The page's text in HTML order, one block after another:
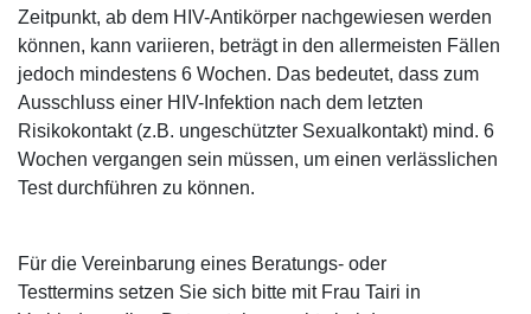
Zeitpunkt, ab dem HIV-Antikörper nachgewiesen werden
können, kann variieren, beträgt in den allermeisten Fällen
jedoch mindestens 6 Wochen. Das bedeutet, dass zum
Ausschluss einer HIV-Infektion nach dem letzten
Risikokontakt (z.B. ungeschützter Sexualkontakt) mind. 6
Wochen vergangen sein müssen, um einen verlässlichen
Test durchführen zu können.
Für die Vereinbarung eines Beratungs- oder
Testtermins setzen Sie sich bitte mit Frau Tairi in